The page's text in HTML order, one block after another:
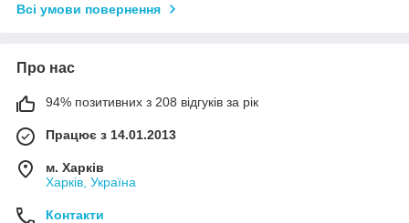
Всі умови повернення
Про нас
94% позитивних з 208 відгуків за рік
Працює з 14.01.2013
м. Харків
Харків, Україна
Контакти